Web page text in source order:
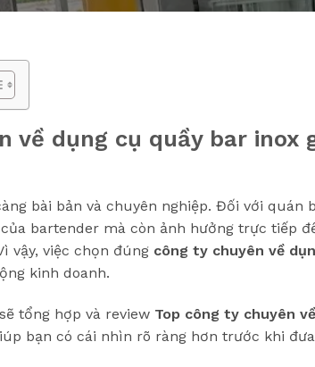
về dụng cụ quầy bar inox
bài bản và chuyên nghiệp. Đối với quán
bartender mà còn ảnh hưởng trực tiếp
vậy, việc chọn đúng công ty chuyên về
kinh doanh.
sẽ tổng hợp và review Top công ty chuyên
bạn có cái nhìn rõ ràng hơn trước khi